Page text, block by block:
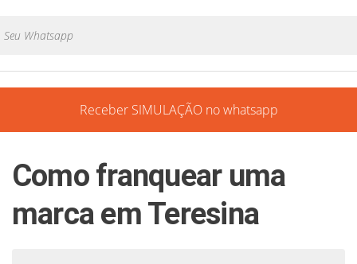
Receber SIMULAÇÃO no whatsapp
Como franquear uma
marca em Teresina